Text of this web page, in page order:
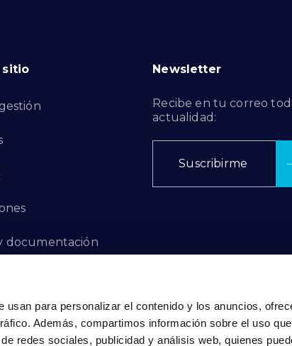
usan para personalizar el contenido y los anuncios,
Además, compartimos información sobre el uso
redes sociales, publicidad y análisis web, quienes
sitio
documentación
Newsletter
Recibe en tu correo
actualidad:
Suscribirme